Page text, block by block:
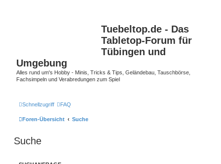
Tuebeltop.de - Das
Tabletop-Forum für
Tübingen und
Umgebung
Alles rund um's Hobby - Minis, Tricks & Tips, Geländebau, Tauschbörse,
Fachsimpeln und Verabredungen zum Spiel
Schnellzugriff FAQ
Foren-Übersicht Suche
Suche